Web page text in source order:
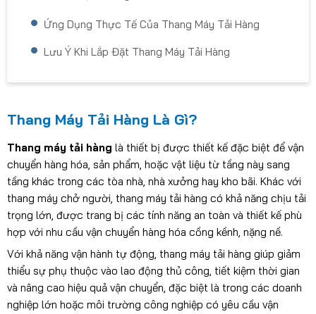
Ứng Dụng Thực Tế Của Thang Máy Tải Hàng
Lưu Ý Khi Lắp Đặt Thang Máy Tải Hàng
Thang Máy Tải Hàng Là Gì?
Thang máy tải hàng là thiết bị được thiết kế đặc biệt để vận
chuyển hàng hóa, sản phẩm, hoặc vật liệu từ tầng này sang
tầng khác trong các tòa nhà, nhà xưởng hay kho bãi. Khác với
thang máy chở người, thang máy tải hàng có khả năng chịu tải
trọng lớn, được trang bị các tính năng an toàn và thiết kế phù
hợp với nhu cầu vận chuyển hàng hóa cồng kềnh, nặng nề.
Với khả năng vận hành tự động, thang máy tải hàng giúp giảm
thiểu sự phụ thuộc vào lao động thủ công, tiết kiệm thời gian
và nâng cao hiệu quả vận chuyển, đặc biệt là trong các doanh
nghiệp lớn hoặc môi trường công nghiệp có yêu cầu vận